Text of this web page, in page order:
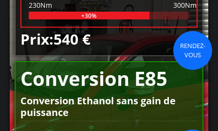
230Nm 300Nm
+30%
Prix:540 €
RENDEZ-
VOUS
Conversion E85
Conversion Ethanol sans gain de
puissance